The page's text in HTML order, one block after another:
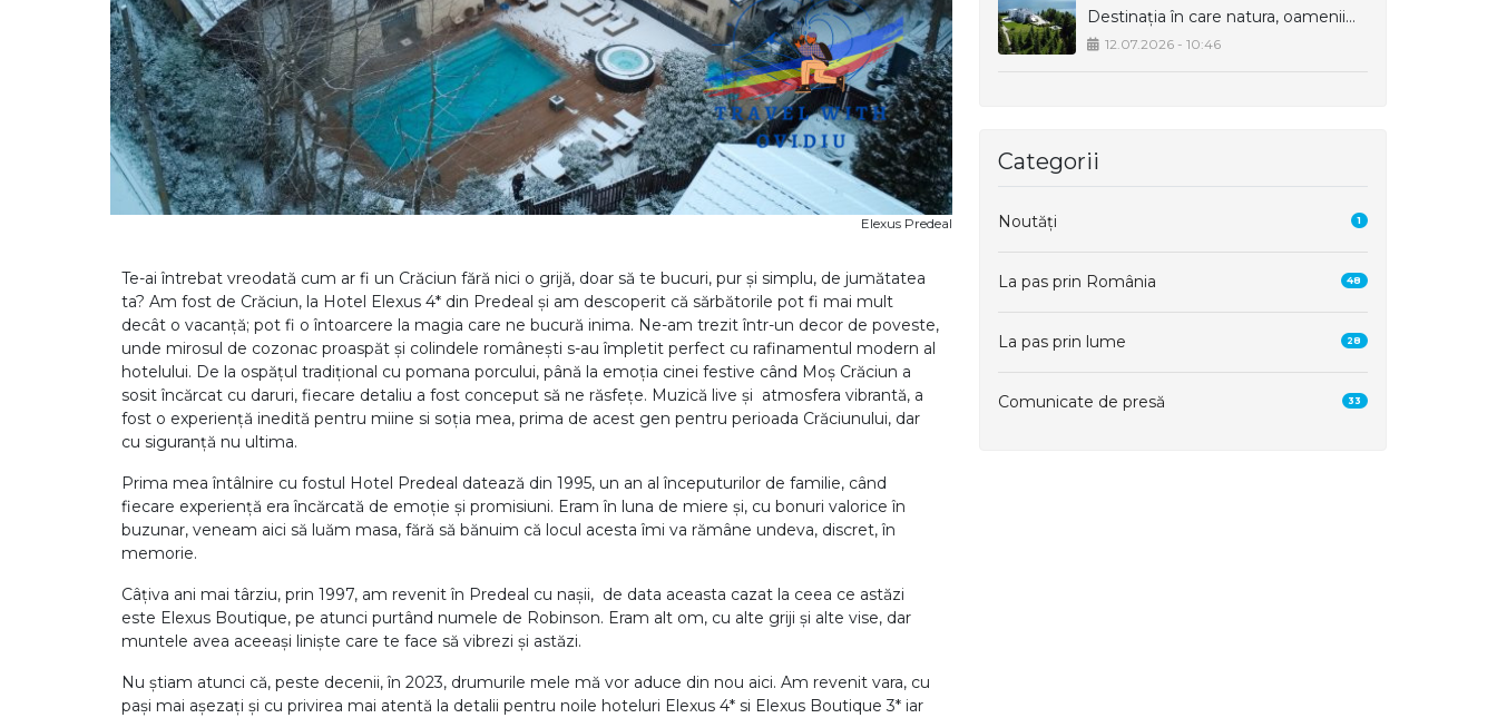
Elexus Predeal
Te-ai întrebat vreodată cum ar fi un Crăciun fără nici o grijă, doar să te bucuri, pur și simplu, de jumătatea
ta? Am fost de Crăciun, la Hotel Elexus 4* din Predeal și am descoperit că sărbătorile pot fi mai mult
decât o vacanță; pot fi o întoarcere la magia care ne bucură inima. Ne-am trezit într-un decor de poveste,
unde mirosul de cozonac proaspăt și colindele românești s-au împletit perfect cu rafinamentul modern al
hotelului. De la ospățul tradițional cu pomana porcului, până la emoția cinei festive când Moș Crăciun a
sosit încărcat cu daruri, fiecare detaliu a fost conceput să ne răsfețe. Muzică live și atmosfera vibrantă, a
fost o experiență inedită pentru miine si soția mea, prima de acest gen pentru perioada Crăciunului, dar
cu siguranță nu ultima.
Prima mea întâlnire cu fostul Hotel Predeal datează din 1995, un an al începuturilor de familie, când
fiecare experiență era încărcată de emoție și promisiuni. Eram în luna de miere și, cu bonuri valorice în
buzunar, veneam aici să luăm masa, fără să bănuim că locul acesta îmi va rămâne undeva, discret, în
memorie.
Câțiva ani mai târziu, prin 1997, am revenit în Predeal cu nașii, de data aceasta cazat la ceea ce astăzi
este Elexus Boutique, pe atunci purtând numele de Robinson. Eram alt om, cu alte griji și alte vise, dar
muntele avea aceeași liniște care te face să vibrezi și astăzi.
Nu știam atunci că, peste decenii, în 2023, drumurile mele mă vor aduce din nou aici. Am revenit vara, cu
pași mai așezați și cu privirea mai atentă la detalii pentru noile hoteluri Elexus 4* si Elexus Boutique 3* iar
Destinația în care natura, oamenii…
12.07.2026 - 10:46
Categorii
Noutăți 1
La pas prin România 48
La pas prin lume 28
Comunicate de presă 33